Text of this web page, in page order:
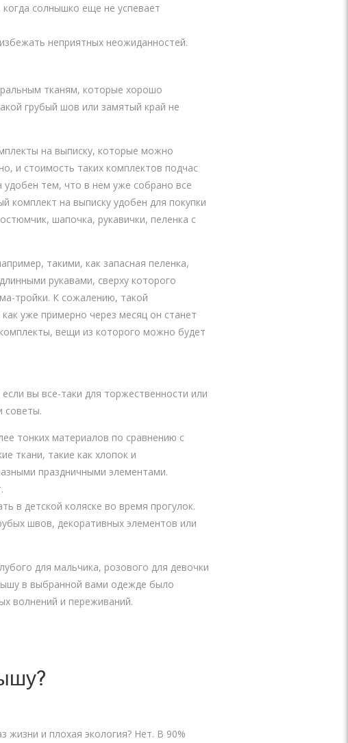
солнышко еще не успевает
неприятных неожиданностей.
тканям, которые хорошо
грубый шов или замятый край не
на выписку, которые можно
и стоимость таких комплектов подчас
тем, что в нем уже собрано все
комплект на выписку удобен для покупки
шапочка, рукавички, пеленка с
такими, как запасная пеленка,
рукавами, сверху которого
тройки. К сожалению, такой
уже примерно через месяц он станет
вещи из которого можно будет
вы все-таки для торжественности или
советы.
тонких материалов по сравнению с
ткани, такие как хлопок и
праздничными элементами.
в детской коляске во время прогулок.
швов, декоративных элементов или
для мальчика, розового для девочки
в выбранной вами одежде было
волнений и переживаний.
и плохая экология? Нет. В 90%